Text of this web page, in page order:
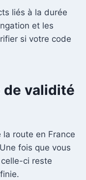
liés à la durée
et les
si votre code
de validité
route en France
fois que vous
celle-ci reste